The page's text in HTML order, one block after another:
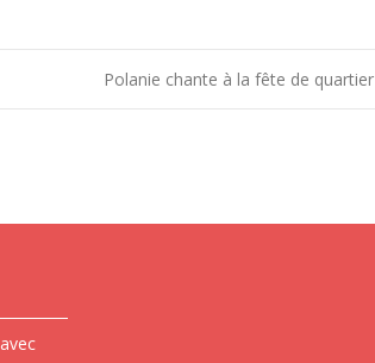
Polanie chante à la fête de quartier